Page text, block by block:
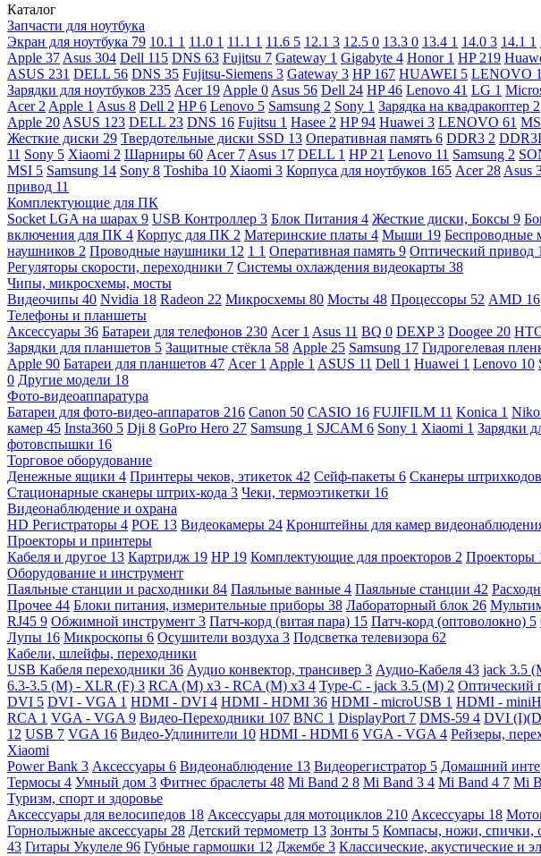
Каталог
Запчасти для ноутбука
Экран для ноутбука 79 10.1 1 11.0 1 11.1 1 11.6 5 12.1 3 12.5 0 13.3 0 13.4 1 14.0 3 14.1 1
Apple 37 Asus 304 Dell 115 DNS 63 Fujitsu 7 Gateway 1 Gigabyte 4 Honor 1 HP 219
ASUS 231 DELL 56 DNS 35 Fujitsu-Siemens 3 Gateway 3 HP 167 HUAWEI 5 LENOVO
Зарядки для ноутбуков 235 Acer 19 Apple 0 Asus 56 Dell 24 HP46 Lenovo 41 LG 1
Acer 2 Apple 1 Asus 8 Dell 2 HP6 Lenovo 5 Samsung 2 Sony 1 Зарядка на квадракоптер 2
Apple 20 ASUS 123 DELL 23 DNS 16 Fujitsu 1 Hasee 2 HP94 Huawei 3 LENOVO 61
Жесткие диски 29 Твердотельные диски SSD 13 Оперативная память 6 DDR3 2
11 Sony 5 Xiaomi 2 Шарниры 60 Acer 7 Asus 17 DELL 1 HP 21 Lenovo 11 Samsung 2
MSI 5 Samsung 14 Sony 8 Toshiba 10 Xiaomi 3 Корпуса для ноутбуков 165 Acer 28 Asus
привод 11
Комплектующие для ПК
Socket LGA на шарах 9 USB Контроллер 3 Блок Питания 4 Жесткие диски, Боксы 9
включения для ПК 4 Корпус для ПК 2 Материнские платы 4 Мыши 19
наушников 2 Проводные наушники 12 1 1 Оперативная память 9 Оптический привод 1
Регуляторы скорости, переходники 7 Системы охлаждения видеокарты 38
Чипы, микросхемы, мосты
Видеочипы 40 Nvidia 18 Radeon 22 Микросхемы 80 Мосты 48 Процессоры 52 AMD 16
Телефоны и планшеты
Аксессуары 36 Батареи для телефонов 230 Acer 1 Asus 11 BQ 0 DEXP3 Doogee 20
Зарядки для планшетов 5 Защитные стёкла 58 Apple 25 Samsung 17 Гидрогелевая
Apple 90 Батареи для планшетов 47 Acer 1 Apple 1 ASUS 11 Dell 1 Huawei 1 Lenovo 10
0 Другие модели 18
Фото-видеоаппаратура
Батареи для фото-видео-аппаратов 216 Canon 50 CASIO 16 FUJIFILM 11 Konica 1
камер 45 Insta360 5 Dji 8 GoPro Hero 27 Samsung 1 SJCAM 6 Sony 1 Xiaomi 1 Зарядки
фотовспышки 16
Торговое оборудование
Денежные ящики 4 Принтеры чеков, этикеток 42 Сейф-пакеты 6 Сканеры штрихкодов
Стационарные сканеры штрих-кода 3 Чеки, термоэтикетки 16
Видеонаблюдение и охрана
HD Регистраторы 4 POE 13 Видеокамеры 24 Кронштейны для камер
Проекторы и принтеры
Кабеля и другое 13 Картридж 19 HP 19 Комплектующие для проекторов 2 Проекторы
Оборудование и инструмент
Паяльные станции и расходники 84 Паяльные ванные 4 Паяльные станции 42
Прочее 44 Блоки питания, измерительные приборы 38 Лабораторный блок 26
RJ45 9 Обжимной инструмент 3 Патч-корд (витая пара) 15 Патч-корд (оптоволокно) 5
Лупы 16 Микроскопы 6 Осушители воздуха 3 Подсветка телевизора 62
Кабели, шлейфы, переходники
USB Кабеля переходники 36 Аудио конвектор, трансивер 3 Аудио-Кабеля 43 jack 3.5
6.3-3.5 (M) - XLR (F) 3 RCA (M) x3 - RCA (M) x3 4 Type-C - jack 3.5 (M) 2 Оптический
DVI 5 DVI - VGA 1 HDMI - DVI 4 HDMI - HDMI 36 HDMI - microUSB 1 HDMI -
RCA 1 VGA - VGA 9 Видео-Переходники 107 BNC 1 DisplayPort 7 DMS-59 4 DVI
12 USB 7 VGA 16 Видео-Удлинители 10 HDMI - HDMI 6 VGA - VGA 4 Рейзеры,
Xiaomi
Power Bank 3 Аксессуары 6 Видеонаблюдение 13 Видеорегистратор 5 Домашний
Термосы 4 Умный дом 3 Фитнес браслеты 48 Mi Band 2 8 Mi Band 3 4 Mi Band 4 7 Mi
Туризм, спорт и здоровье
Аксессуары для велосипедов 18 Аксессуары для мотоциклов 210 Аксессуары 18
Горнолыжные аксессуары 28 Детский термометр 13 Зонты 5 Компасы, ножи, спички,
43 Гитары Укулеле 96 Губные гармошки 12 Джембе 3 Классические, акустические и